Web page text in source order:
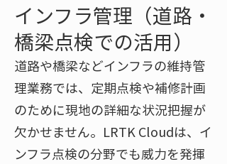
インフラ管理（道路・
橋梁点検での活用）
道路や橋梁などインフラの維持管
理業務では、定期点検や補修計画
のために現地の詳細な状況把握が
欠かせません。LRTK Cloudは、イ
ンフラ点検の分野でも威力を発揮